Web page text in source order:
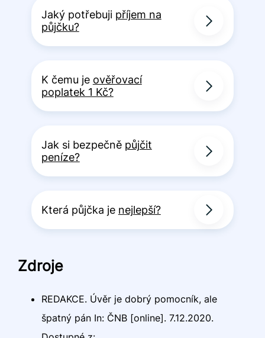
Jaký potřebuji příjem na
půjčku?
K čemu je ověřovací
poplatek 1 Kč?
Jak si bezpečně půjčit
peníze?
Která půjčka je nejlepší?
Zdroje
REDAKCE. Úvěr je dobrý pomocník, ale
špatný pán In: ČNB [online]. 7.12.2020.